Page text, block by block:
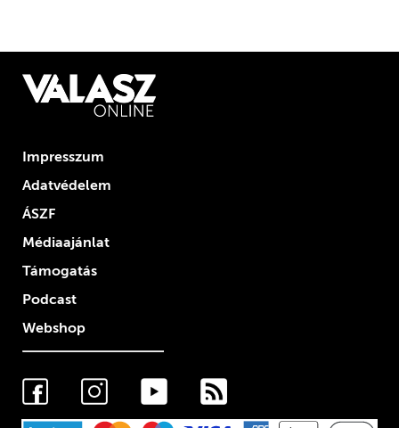
Impresszum
Adatvédelem
ÁSZF
Médiaajánlat
Támogatás
Podcast
Webshop